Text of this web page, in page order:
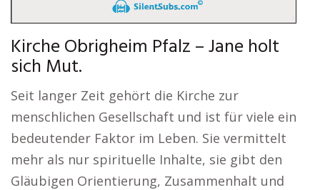
Kirche Obrigheim Pfalz – Jane holt
sich Mut.
Seit langer Zeit gehört die Kirche zur
menschlichen Gesellschaft und ist für viele ein
bedeutender Faktor im Leben. Sie vermittelt
mehr als nur spirituelle Inhalte, sie gibt den
Gläubigen Orientierung, Zusammenhalt und